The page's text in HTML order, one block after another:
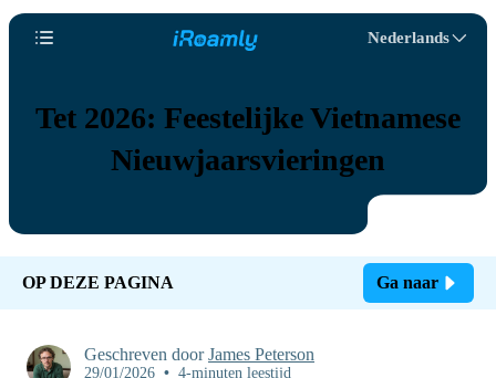
Nederlands
Tet 2026: Feestelijke Vietnamese
Nieuwjaarsvieringen
OP DEZE PAGINA Ga naar
Geschreven doorJames Peterson
29/01/2026 • 4-minuten leestijd